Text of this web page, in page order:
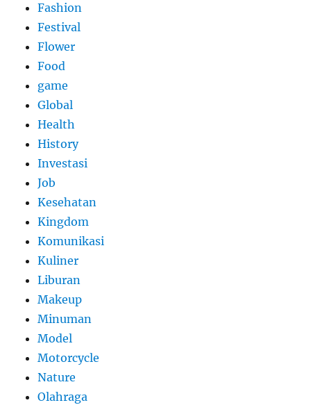
Fashion
Festival
Flower
Food
game
Global
Health
History
Investasi
Job
Kesehatan
Kingdom
Komunikasi
Kuliner
Liburan
Makeup
Minuman
Model
Motorcycle
Nature
Olahraga